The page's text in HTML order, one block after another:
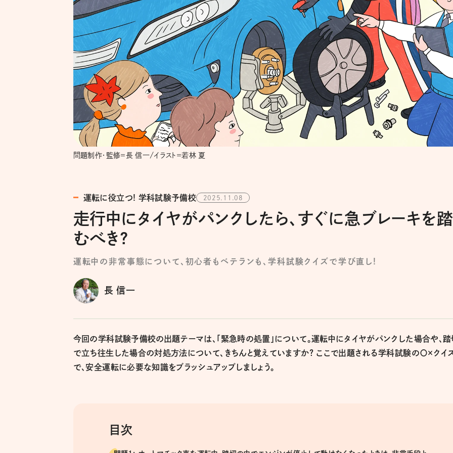
問題制作・監修＝長 信一/イラスト＝若林 夏
運転に役立つ! 学科試験予備校 2025.11.08
走行中にタイヤがパンクしたら、すぐに急ブレーキを踏
むべき?
運転中の非常事態について、初心者もベテランも、学科試験クイズで学び直し!
長 信一
今回の学科試験予備校の出題テーマは、「緊急時の処置」について。運転中にタイヤがパンクした場合や、
で立ち往生した場合の対処方法について、きちんと覚えていますか? ここで出題される学科試験の〇×クイ
で、安全運転に必要な知識をブラッシュアップしましょう。
目次